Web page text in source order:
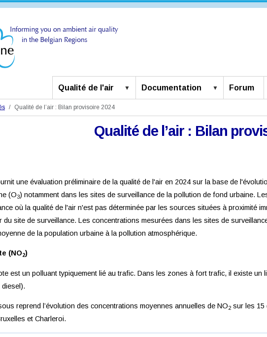
Qualité de l'air Documentation Forum
Qualité de l’air : Bilan provisoire 2024
Qualité de l’air : Bilan
une évaluation préliminaire de la qualité de l'air en 2024 sur la base de
(O3) notamment dans les sites de surveillance de la pollution de fond urbaine.
où la qualité de l'air n'est pas déterminée par les sources situées à proximité
du site de surveillance. Les concentrations mesurées dans les sites de
de la population urbaine à la pollution atmosphérique.
(NO2)
est un polluant typiquement lié au trafic. Dans les zones à fort trafic, il existe un
diesel).
reprend l’évolution des concentrations moyennes annuelles de NO2 sur les 15
et Charleroi.